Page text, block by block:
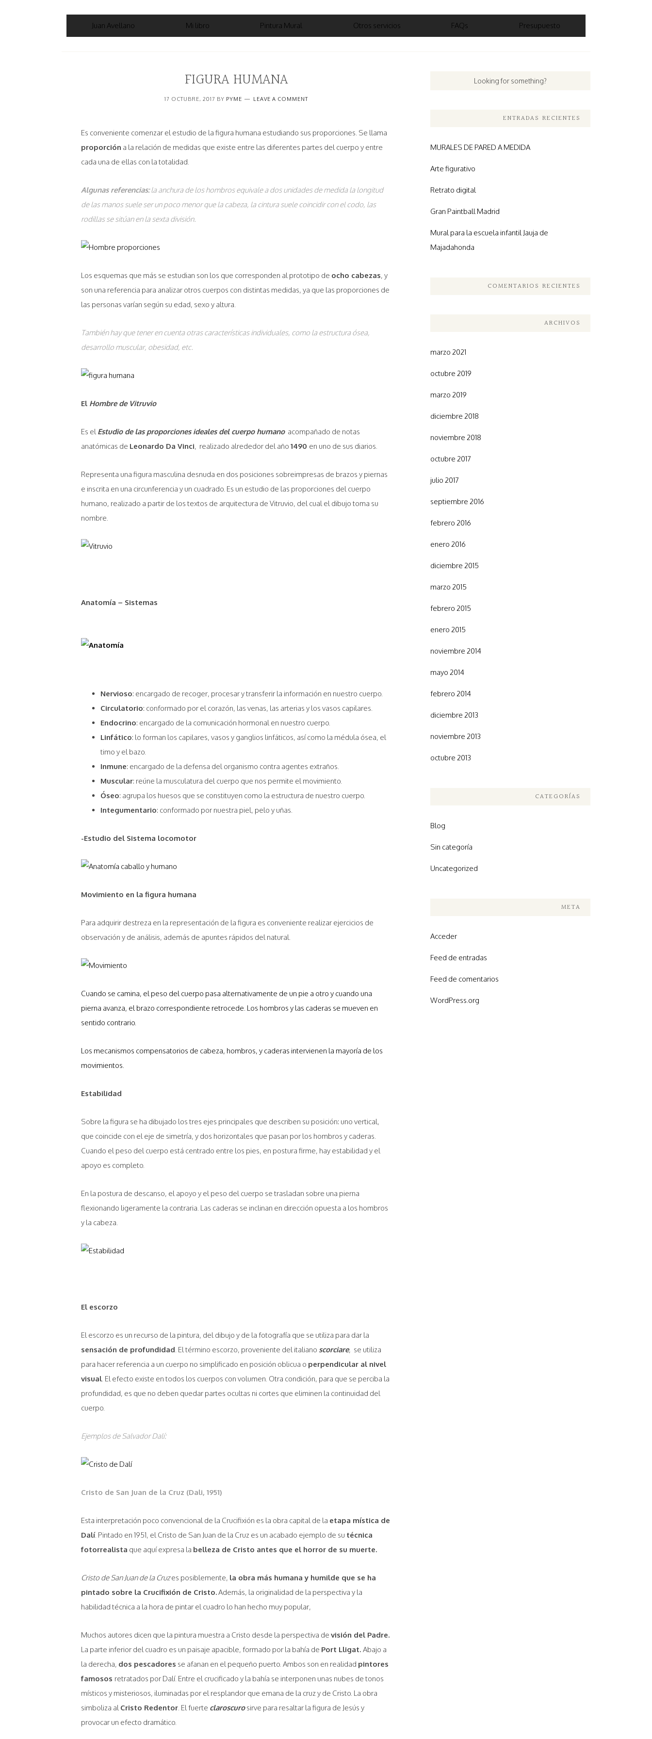
Juan Avellano Mi libro Pintura Mural Otros servicios FAQs Presupuesto
FIGURA HUMANA
17 OCTUBRE, 2017 BY PYME LEAVE A COMMENT
Es conveniente comenzar el estudio de la figura humana estudiando sus proporciones. Se llama
proporción a la relación de medidas que existe entre las diferentes partes del cuerpo y entre
cada una de ellas con la totalidad.
Algunas referencias:la anchura de los hombros equivale a dos unidades de medida la longitud
de las manos suele ser un poco menor que la cabeza, la cintura suele coincidir con el codo, las
rodillas se sitúan en la sexta división.
Los esquemas que más se estudian son los que corresponden al prototipo de ocho cabezas, y
son una referencia para analizar otros cuerpos con distintas medidas, ya que las proporciones de
las personas varían según su edad, sexo y altura.
También hay que tener en cuenta otras características individuales, como la estructura ósea,
desarrollo muscular, obesidad, etc.
El Hombre de Vitruvio
Es elEstudio de las proporciones ideales del cuerpo humanoacompañado de notas
anatómicas de Leonardo Da Vinci, realizado alrededor del año 1490 en uno de sus diarios.
Representa una figura masculina desnuda en dos posiciones sobreimpresas de brazos y piernas
e inscrita en una circunferencia y un cuadrado. Es un estudio de las proporciones del cuerpo
humano, realizado a partir de los textos de arquitectura de Vitruvio, del cual el dibujo toma su
nombre.
Anatomía – Sistemas
Nervioso: encargado de recoger, procesar y transferir la información en nuestro cuerpo.
Circulatorio: conformado por el corazón, las venas, las arterias y los vasos capilares.
Endocrino: encargado de la comunicación hormonal en nuestro cuerpo.
Linfático: lo forman los capilares, vasos y ganglios linfáticos, así como la médula ósea, el
timo y el bazo.
Inmune: encargado de la defensa del organismo contra agentes extraños.
Muscular: reúne la musculatura del cuerpo que nos permite el movimiento.
Óseo: agrupa los huesos que se constituyen como la estructura de nuestro cuerpo.
Integumentario: conformado por nuestra piel, pelo y uñas.
-Estudio del Sistema locomotor
Movimiento en la figura humana
Para adquirir destreza en la representación de la figura es conveniente realizar ejercicios de
observación y de análisis, además de apuntes rápidos del natural.
Cuando se camina, el peso del cuerpo pasa alternativamente de un pie a otro y cuando una
pierna avanza, el brazo correspondiente retrocede. Los hombros y las caderas se mueven en
sentido contrario.
Los mecanismos compensatorios de cabeza, hombros, y caderas intervienen la mayoría de los
movimientos.
Estabilidad
Sobre la figura se ha dibujado los tres ejes principales que describen su posición: uno vertical,
que coincide con el eje de simetría, y dos horizontales que pasan por los hombros y caderas.
Cuando el peso del cuerpo está centrado entre los pies, en postura firme, hay estabilidad y el
apoyo es completo.
En la postura de descanso, el apoyo y el peso del cuerpo se trasladan sobre una pierna
flexionando ligeramente la contraria. Las caderas se inclinan en dirección opuesta a los hombros
y la cabeza.
El escorzo
El escorzo es un recurso de la pintura, del dibujo y de la fotografía que se utiliza para dar la
sensación de profundidad. El término escorzo, proveniente del italiano scorciare, ​ se utiliza
para hacer referencia a un cuerpo no simplificado​ en posición oblicua o perpendicular al nivel
visual. El efecto existe en todos los cuerpos con volumen. Otra condición, para que se perciba la
profundidad, es que no deben quedar partes ocultas ni cortes que eliminen la continuidad del
cuerpo.
Ejemplos de Salvador Dalí:
Cristo de San Juan de la Cruz (Dali, 1951)
Esta interpretación poco convencional de la Crucifixión es la obra capital de la etapa mística de
Dalí. Pintado en 1951, el Cristo de San Juan de la Cruz es un acabado ejemplo de su técnica
fotorrealista que aquí expresa la belleza de Cristo antes que el horror de su muerte.
Cristo de San Juan de la Cruzes posiblemente, la obra más humana y humilde que se ha
pintado sobre la Crucifixión de Cristo.Además, la originalidad de la perspectiva y la
habilidad técnica a la hora de pintar el cuadro lo han hecho muy popular,
Muchos autores dicen que la pintura muestra a Cristo desde la perspectiva de visión del Padre.
La parte inferior del cuadro es un paisaje apacible, formado por la bahía de Port Lligat. Abajo a
la derecha, dos pescadores se afanan en el pequeño puerto. Ambos son en realidad pintores
famosos retratados por Dalí. Entre el crucificado y la bahía se interponen unas nubes de tonos
místicos y misteriosos, iluminadas por el resplandor que emana de la cruz y de Cristo. La obra
simboliza alCristo Redentor. El fuerte claroscurosirve para resaltar la figura de Jesús y
provocar un efecto dramático.
ENTRADAS RECIENTES
MURALES DE PARED A MEDIDA
Arte figurativo
Retrato digital
Gran Paintball Madrid
Mural para la escuela infantil Jauja de
Majadahonda
COMENTARIOS RECIENTES
ARCHIVOS
marzo 2021
octubre 2019
marzo 2019
diciembre 2018
noviembre 2018
octubre 2017
julio 2017
septiembre 2016
febrero 2016
enero 2016
diciembre 2015
marzo 2015
febrero 2015
enero 2015
noviembre 2014
mayo 2014
febrero 2014
diciembre 2013
noviembre 2013
octubre 2013
CATEGORÍAS
Blog
Sin categoría
Uncategorized
META
Acceder
Feed de entradas
Feed de comentarios
WordPress.org